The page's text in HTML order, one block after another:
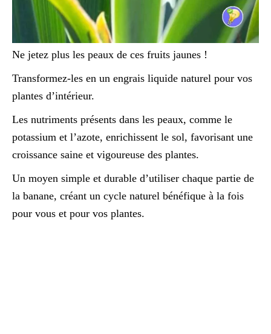
Ne jetez plus les peaux de ces fruits jaunes !
Transformez-les en un engrais liquide naturel pour vos
plantes d’intérieur.
Les nutriments présents dans les peaux, comme le
potassium et l’azote, enrichissent le sol, favorisant une
croissance saine et vigoureuse des plantes.
Un moyen simple et durable d’utiliser chaque partie de
la banane, créant un cycle naturel bénéfique à la fois
pour vous et pour vos plantes.